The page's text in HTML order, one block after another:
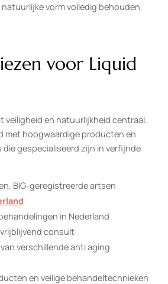
vorm volledig behouden.
voor Liquid
veiligheid en natuurlijkheid centraal.
met hoogwaardige producten en
die gespecialiseerd zijn in verfijnde
BIG-geregistreerde artsen
in Nederland
consult
verschillende anti aging
en veilige behandeltechnieken